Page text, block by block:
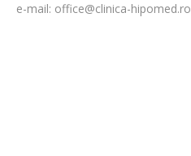
e-mail: office@clinica-hipomed.ro